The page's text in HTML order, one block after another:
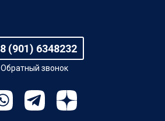
8 (901) 6348232
Обратный звонок